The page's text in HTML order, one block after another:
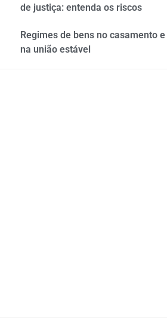
de justiça: entenda os riscos
Regimes de bens no casamento e
na união estável